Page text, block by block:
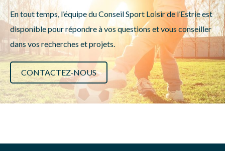
En tout temps, l’équipe du Conseil Sport Loisir de l’Estrie est
disponible pour répondre à vos questions et vous conseiller
dans vos recherches et projets.
CONTACTEZ-NOUS